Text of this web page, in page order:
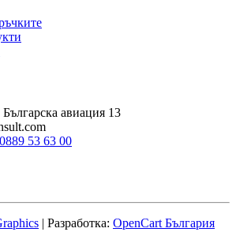
авиация 13
0889 53 63 00
| Разработка: OpenCart България